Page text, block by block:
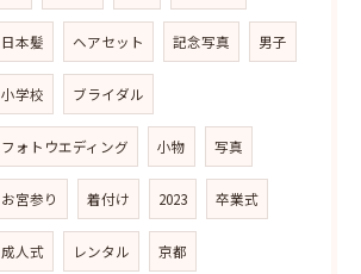
日本髪 ヘアセット 記念写真 男子
小学校 ブライダル
フォトウエディング 小物 写真
お宮参り 着付け 2023 卒業式
成人式 レンタル 京都